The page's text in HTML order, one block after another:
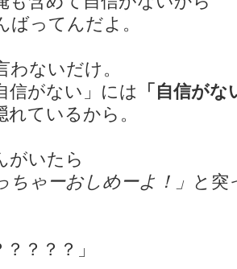
ばってんだよ。
ないだけ。
信がない」には
「自信が
れているから。
がいたら
ちゃーおしめーよ！」 と突
？？？」